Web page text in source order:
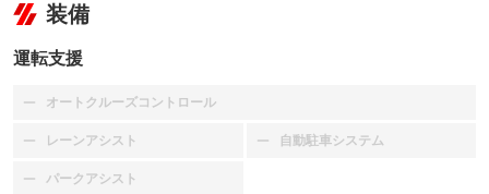
装備
運転支援
オートクルーズコントロール
：装備なし
レーンアシスト
：装備なし 自動駐車システム
：装備なし
パークアシスト
：装備なし